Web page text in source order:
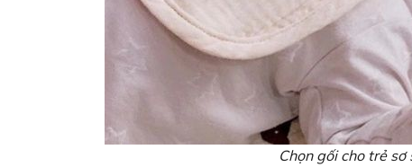
Chọn gối cho trẻ